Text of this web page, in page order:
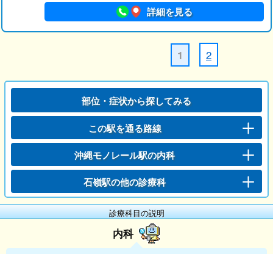
詳細を見る
1 2
部位・症状から探してみる
この駅を通る路線
沖縄モノレール駅の内科
石嶺駅の他の診療科
診療科目の説明
内科